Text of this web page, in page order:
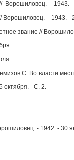
Ворошиловец. -
– 1943. -
звание //
С. Во власти
октября. - С. 2.
- 1942. - 30